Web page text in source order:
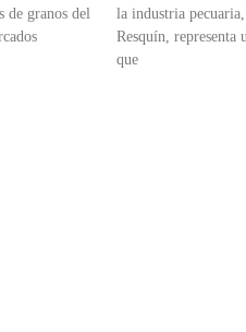
de granos del
la industria
Resquín, representa
que